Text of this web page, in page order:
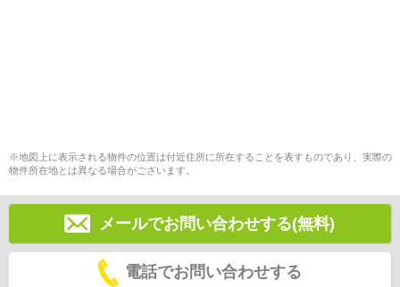
※地図上に表示される物件の位置は付近住所に所在することを表すものであり、実際の
物件所在地とは異なる場合がございます。
メールでお問い合わせする(無料)
電話でお問い合わせする